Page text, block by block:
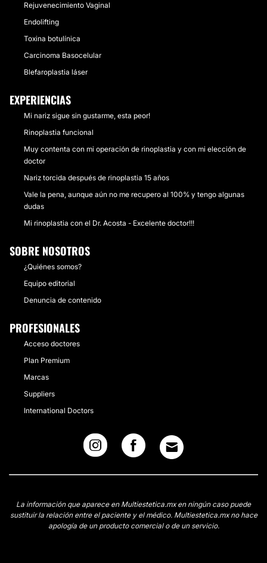
Rejuvenecimiento Vaginal
Endolifting
Toxina botulínica
Carcinoma Basocelular
Blefaroplastia láser
EXPERIENCIAS
Mi nariz sigue sin gustarme, esta peor!
Rinoplastia funcional
Muy contenta con mi operación de rinoplastia y con mi elección de
doctor
Nariz torcida después de rinoplastia 15 años
Vale la pena, aunque aún no me recupero al 100% y tengo algunas
dudas
Mi rinoplastia con el Dr. Acosta - Excelente doctor!!!
SOBRE NOSOTROS
¿Quiénes somos?
Equipo editorial
Denuncia de contenido
PROFESIONALES
Acceso doctores
Plan Premium
Marcas
Suppliers
International Doctors
La información que aparece en Multiestetica.mx en ningún caso puede
sustituir la relación entre el paciente y el médico. Multiestetica.mx no hace
apología de un producto comercial o de un servicio.